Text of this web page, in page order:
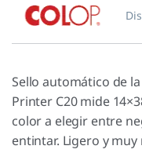
5.00de 5 en
base a
valoración de
Sello automático de
Printer C20 mide
color a elegir entre
entintar. Ligero y muy